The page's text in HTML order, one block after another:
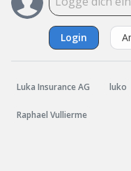
Login
Luka Insurance AG luko
Raphael Vullierme